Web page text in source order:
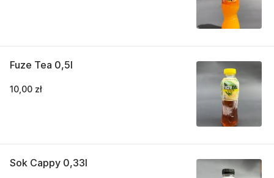
Fuze Tea 0,5l
10,00 zł
Sok Cappy 0,33l